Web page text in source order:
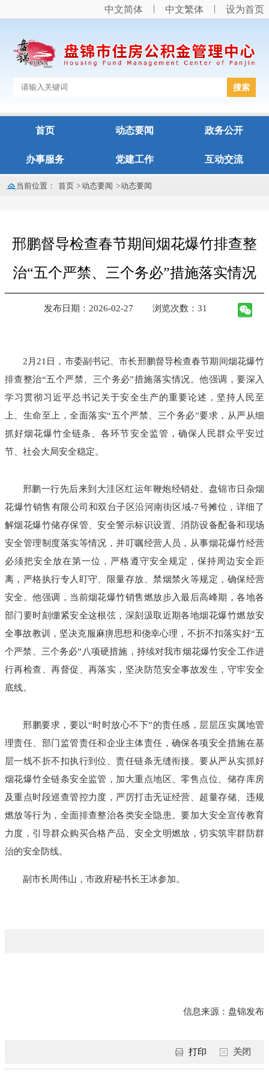
中文简体 中文繁体 设为首页
首页 动态要闻 政务公开
办事服务 党建工作 互动交流
当前位置： 首页 >动态要闻 >动态要闻
邢鹏督导检查春节期间烟花爆竹排查整
治“五个严禁、三个务必”措施落实情况
发布日期：2026-02-27 浏览次数：31
2月21日，市委副书记、市长邢鹏督导检查春节期间烟花爆竹
排查整治“五个严禁、三个务必”措施落实情况。他强调，要深入
学习贯彻习近平总书记关于安全生产的重要论述，坚持人民至
上、生命至上，全面落实“五个严禁、三个务必”要求，从严从细
抓好烟花爆竹全链条、各环节安全监管，确保人民群众平安过
节、社会大局安全稳定。
邢鹏一行先后来到大洼区红运年鞭炮经销处、盘锦市日杂烟
花爆竹销售有限公司和双台子区沿河南街区域-7号摊位，详细了
解烟花爆竹储存保管、安全警示标识设置、消防设备配备和现场
安全管理制度落实等情况，并叮嘱经营人员，从事烟花爆竹经营
必须把安全放在第一位，严格遵守安全规定，保持周边安全距
离，严格执行专人盯守、限量存放、禁烟禁火等规定，确保经营
安全。他强调，当前烟花爆竹销售燃放步入最后高峰期，各地各
部门要时刻绷紧安全这根弦，深刻汲取近期各地烟花爆竹燃放安
全事故教训，坚决克服麻痹思想和侥幸心理，不折不扣落实好“五
个严禁、三个务必”八项硬措施，持续对我市烟花爆竹安全工作进
行再检查、再督促、再落实，坚决防范安全事故发生，守牢安全
底线。
邢鹏要求，要以“时时放心不下”的责任感，层层压实属地管
理责任、部门监管责任和企业主体责任，确保各项安全措施在基
层一线不折不扣执行到位、责任链条无缝衔接。要从严从实抓好
烟花爆竹全链条安全监管，加大重点地区、零售点位、储存库房
及重点时段巡查管控力度，严厉打击无证经营、超量存储、违规
燃放等行为，全面排查整治各类安全隐患。要加大安全宣传教育
力度，引导群众购买合格产品、安全文明燃放，切实筑牢群防群
治的安全防线。
副市长周伟山，市政府秘书长王冰参加。
信息来源：盘锦发布
关闭
打印